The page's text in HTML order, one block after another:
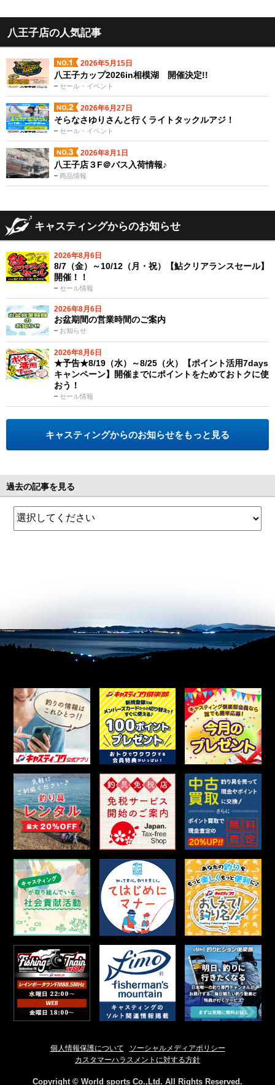
八王子店の人気記事
2026年5月15日
セール・イベント
八王子カップ2026in相模湖 開催決定!!
2026年6月27日
セール・イベント
そらなさゆりさんと行くライトタックルアジ！
2026年8月1日
商品情報
八王子店３F＠バス入荷情報♪
キャスティングからのお知らせ
2026年8月6日
セール情報
8/7（金）～10/12（月・祝）【鮎クリアランスセール】
開催！！
2026年8月6日
お知らせ
お盆期間の営業時間のご案内
2026年8月6日
セール情報
★予告★8/19（水）～8/25（火）【ポイント活用7days
キャンペーン】開催までにポイントをためておトクに使
おう！
キャスティングからのお知らせをもっと見る
過去の記事を見る
個人情報保護について
ソーシャルメディアポリシー
カスタマーハラスメントに対する方針
Copyright © World sports Co.,Ltd. All Rights Reserved.